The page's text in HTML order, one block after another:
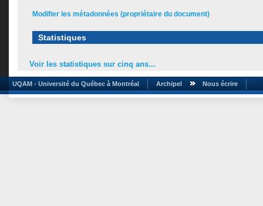
Modifier les métadonnées (propriétaire du document)
Statistiques
Voir les statistiques sur cinq ans...
UQAM - Université du Québec à Montréal Archipel Nous écrire